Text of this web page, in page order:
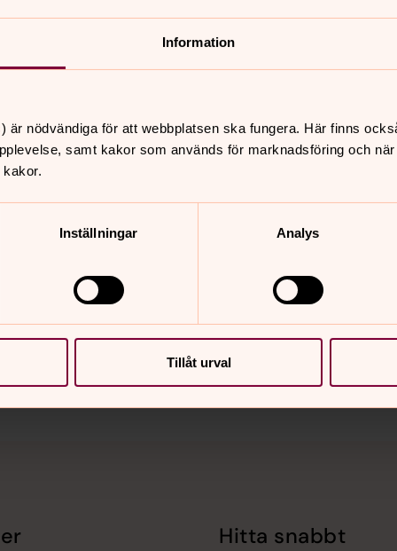
Information
är nödvändiga för att webbplatsen ska fungera. Här finns
samt kakor som används för marknadsföring och
Inställningar Analys
Tillåt urval
som en av de viktigaste
Gustaf Düben som var ledare
de olika stämmorna av smärtsam
Fötterna, knäna, händerna, sidan,
Hitta snabbt